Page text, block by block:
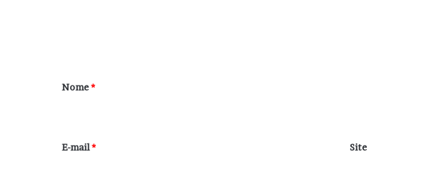
r
*
Nome*
E-mail* Site